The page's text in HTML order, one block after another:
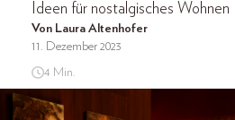
Ideen für nostalgisches Wohnen
Von Laura Altenhofer
11. Dezember 2023
4 Min.